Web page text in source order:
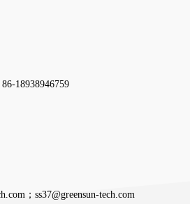
18938946759
；ss37@greensun-tech.com